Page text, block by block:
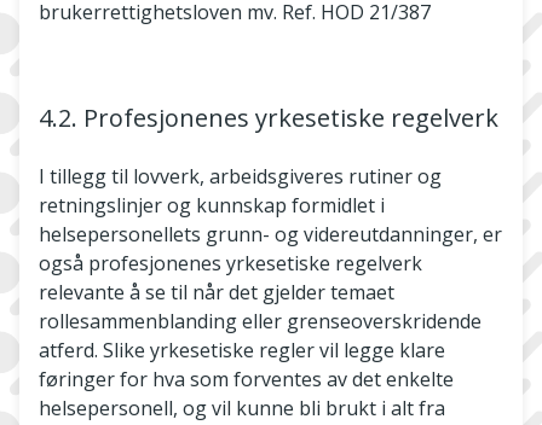
brukerrettighetsloven mv. Ref. HOD 21/387
4.2. Profesjonenes yrkesetiske regelverk
I tillegg til lovverk, arbeidsgiveres rutiner og
retningslinjer og kunnskap formidlet i
helsepersonellets grunn- og videreutdanninger, er
også profesjonenes yrkesetiske regelverk
relevante å se til når det gjelder temaet
rollesammenblanding eller grenseoverskridende
atferd. Slike yrkesetiske regler vil legge klare
føringer for hva som forventes av det enkelte
helsepersonell, og vil kunne bli brukt i alt fra